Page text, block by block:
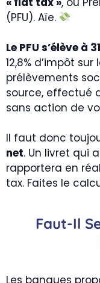
(PFU). Aïe.
Le PFU s’élève à
12,8% d’impôt
prélèvements
source, effectué
sans action de
Il faut donc
net. Un livret qui
rapportera en
tax. Faites le
Faut-Il
Les banques